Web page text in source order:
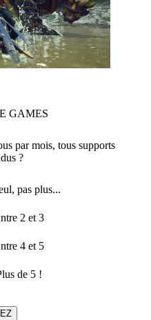
GAMES
par mois, tous supports
?
pas plus...
2 et 3
4 et 5
de 5 !